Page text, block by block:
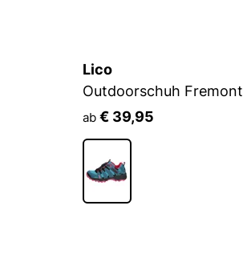
Lico
Outdoorschuh Fremont
ab € 39,95